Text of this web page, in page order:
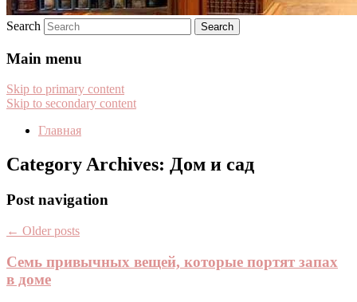
Search
Main menu
Skip to primary content
Skip to secondary content
Главная
Category Archives: Дом и сад
Post navigation
← Older posts
Семь привычных вещей, которые портят запах
в доме